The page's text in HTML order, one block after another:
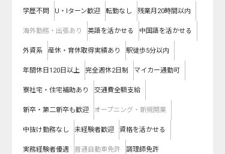
学歴不問 U・Iターン歓迎 転勤なし 残業月20時間以内
海外勤務・出張あり 英語を活かせる 中国語を活かせる
外資系 産休・育休取得実績あり 駅徒歩5分以内
年間休日120日以上 完全週休2日制 マイカー通勤可
寮社宅・住宅補助あり 交通費全額支給
新卒・第二新卒も歓迎 オープニング・新規開業
中抜け勤務なし 未経験者歓迎 資格を活かせる
実務経験者優遇 普通自動車免許 調理師免許